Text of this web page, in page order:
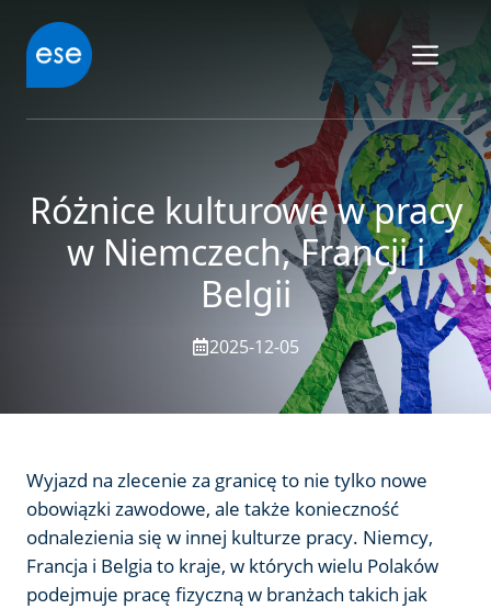
treści
Różnice kulturowe w pracy
w Niemczech, Francji i
Belgii
2025-12-05
Wyjazd na zlecenie za granicę to nie tylko nowe
obowiązki zawodowe, ale także konieczność
odnalezienia się w innej kulturze pracy. Niemcy,
Francja i Belgia to kraje, w których wielu Polaków
podejmuje pracę fizyczną w branżach takich jak